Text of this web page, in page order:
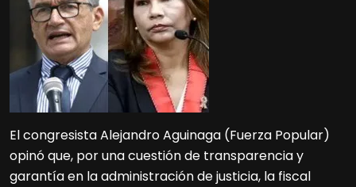
El congresista Alejandro Aguinaga (Fuerza Popular)
opinó que, por una cuestión de transparencia y
garantía en la administración de justicia, la fiscal